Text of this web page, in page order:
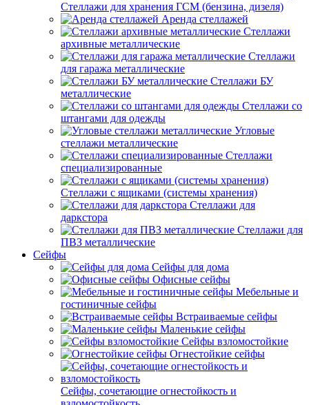
Стеллажи для хранения ГСМ (бензина, дизеля)
Аренда стеллажей
Стеллажи
архивные металлические
Стеллажи
для гаража металлические
Стеллажи БУ
металлические
Стеллажи со
штангами для одежды
Угловые
стеллажи металлические
Стеллажи
специализированные
Стеллажи с ящиками (системы хранения)
Стеллажи для
даркстора
Стеллажи для
ПВЗ металлические
Сейфы
Сейфы для дома
Офисные сейфы
Мебельные и
гостиничные сейфы
Встраиваемые сейфы
Маленькие сейфы
Сейфы взломостойкие
Огнестойкие сейфы
Сейфы, сочетающие огнестойкость и